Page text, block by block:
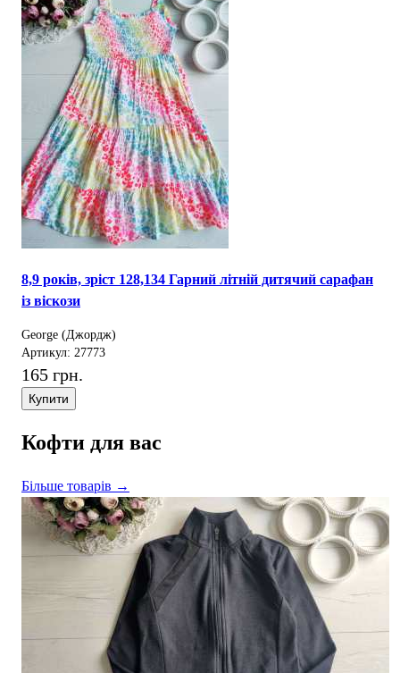
8,9 років, зріст 128,134 Гарний літній дитячий сарафан
із віскози
George (Джордж)
Артикул: 27773
165 грн.
Купити
Кофти для вас
Більше товарів →